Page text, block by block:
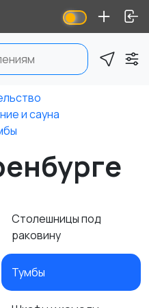
и сауна
Столешницы под
раковину
Тумбы